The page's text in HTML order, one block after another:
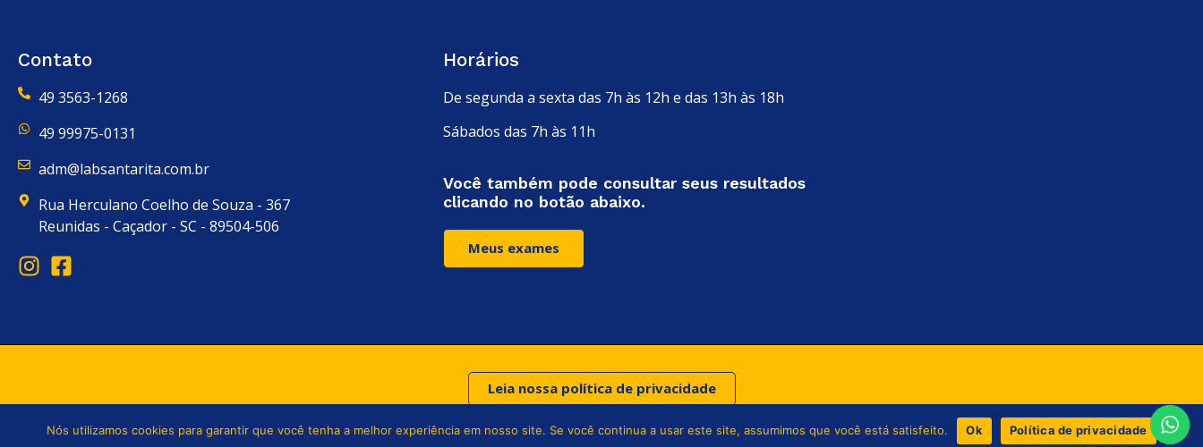
Contato
49 3563-1268
49 99975-0131
adm@labsantarita.com.br
Rua Herculano Coelho de Souza - 367
Reunidas - Caçador - SC - 89504-506
Horários
De segunda a sexta das 7h às 12h e das 13h às 18h
Sábados das 7h às 11h
Você também pode consultar seus resultados
clicando no botão abaixo.
Meus exames
Leia nossa política de privacidade
© Copyright 2024. Todo os direitos reservados Laboratório Santa Rita
Nós utilizamos cookies para garantir que você tenha a melhor experiência em nosso site. Se você continua a usar este site, assumimos que você está satisfeito. Ok Política de privacidade